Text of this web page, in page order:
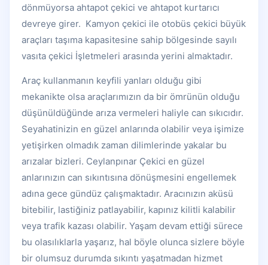
dönmüyorsa ahtapot çekici ve ahtapot kurtarıcı
devreye girer. Kamyon çekici ile otobüs çekici büyük
araçları taşıma kapasitesine sahip bölgesinde sayılı
vasıta çekici İşletmeleri arasında yerini almaktadır.
Araç kullanmanın keyfili yanları olduğu gibi
mekanikte olsa araçlarımızın da bir ömrünün olduğu
düşünüldüğünde arıza vermeleri haliyle can sıkıcıdır.
Seyahatinizin en güzel anlarında olabilir veya işimize
yetişirken olmadık zaman dilimlerinde yakalar bu
arızalar bizleri. Ceylanpınar Çekici en güzel
anlarınızın can sıkıntısına dönüşmesini engellemek
adına gece gündüz çalışmaktadır. Aracınızın aküsü
bitebilir, lastiğiniz patlayabilir, kapınız kilitli kalabilir
veya trafik kazası olabilir. Yaşam devam ettiği sürece
bu olasılıklarla yaşarız, hal böyle olunca sizlere böyle
bir olumsuz durumda sıkıntı yaşatmadan hizmet